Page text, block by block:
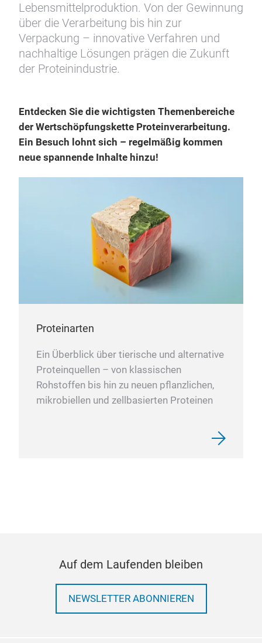
Lebensmittelproduktion. Von der Gewinnung
über die Verarbeitung bis hin zur
Verpackung – innovative Verfahren und
nachhaltige Lösungen prägen die Zukunft
der Proteinindustrie.
Entdecken Sie die wichtigsten Themenbereiche
der Wertschöpfungskette Proteinverarbeitung.
Ein Besuch lohnt sich – regelmäßig kommen
neue spannende Inhalte hinzu!
Proteinarten
Ein Überblick über tierische und alternative
Proteinquellen – von klassischen
Rohstoffen bis hin zu neuen pflanzlichen,
mikrobiellen und zellbasierten Proteinen
Auf dem Laufenden bleiben
NEWSLETTER ABONNIEREN